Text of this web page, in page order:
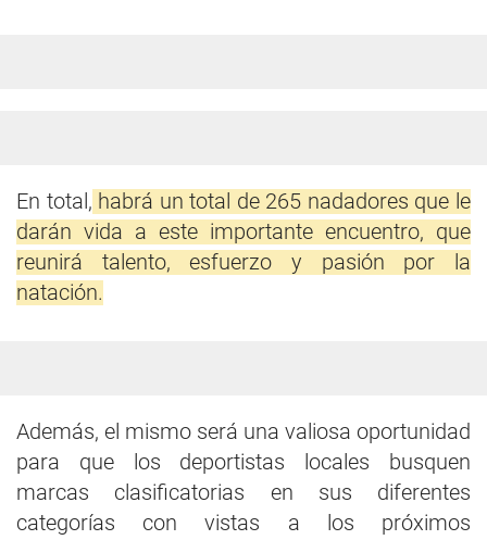
En total, habrá un total de 265 nadadores que le
darán vida a este importante encuentro, que
reunirá talento, esfuerzo y pasión por la
natación.
Además, el mismo será una valiosa oportunidad
para que los deportistas locales busquen
marcas clasificatorias en sus diferentes
categorías con vistas a los próximos